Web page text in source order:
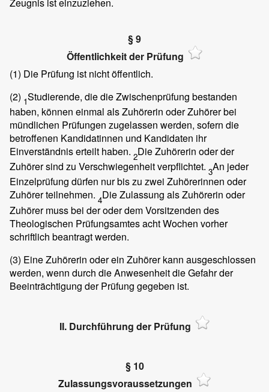
Zeugnis ist einzuziehen.
§ 9
Öffentlichkeit der Prüfung
(1) Die Prüfung ist nicht öffentlich.
(2) 1Studierende, die die Zwischenprüfung bestanden
haben, können einmal als Zuhörerin oder Zuhörer bei
mündlichen Prüfungen zugelassen werden, sofern die
betroffenen Kandidatinnen und Kandidaten ihr
Einverständnis erteilt haben. 2Die Zuhörerin oder der
Zuhörer sind zu Verschwiegenheit verpflichtet. 3An jeder
Einzelprüfung dürfen nur bis zu zwei Zuhörerinnen oder
Zuhörer teilnehmen. 4Die Zulassung als Zuhörerin oder
Zuhörer muss bei der oder dem Vorsitzenden des
Theologischen Prüfungsamtes acht Wochen vorher
schriftlich beantragt werden.
(3) Eine Zuhörerin oder ein Zuhörer kann ausgeschlossen
werden, wenn durch die Anwesenheit die Gefahr der
Beeinträchtigung der Prüfung gegeben ist.
II. Durchführung der Prüfung
§ 10
Zulassungsvoraussetzungen